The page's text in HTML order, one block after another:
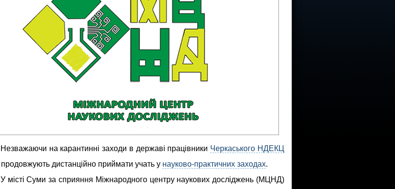
Незважаючи на карантинні заходи в державі працівники Черкаського НДЕКЦ
продовжують дистанційно приймати учать у науково-практичних заходах.
У місті Суми за сприяння Міжнародного центру наукових досліджень (МЦНД)